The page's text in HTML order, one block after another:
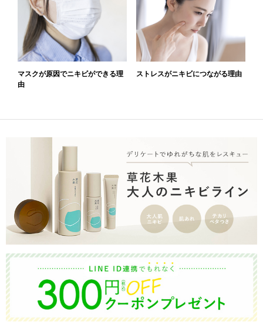
マスクが原因でニキビができる理
由
ストレスがニキビにつながる理由